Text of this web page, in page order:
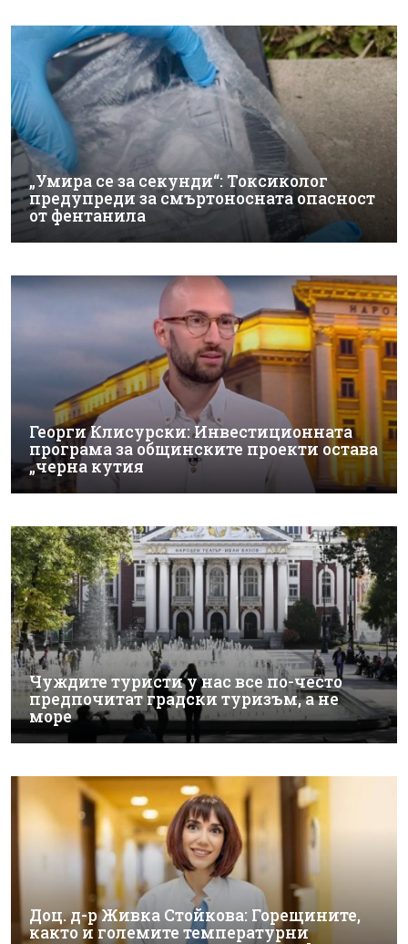
„Умира се за секунди“: Токсиколог
предупреди за смъртоносната опасност
от фентанила
Георги Клисурски: Инвестиционната
програма за общинските проекти остава
„черна кутия
Чуждите туристи у нас все по-често
предпочитат градски туризъм, а не
море
Доц. д-р Живка Стойкова: Горещините,
както и големите температурни